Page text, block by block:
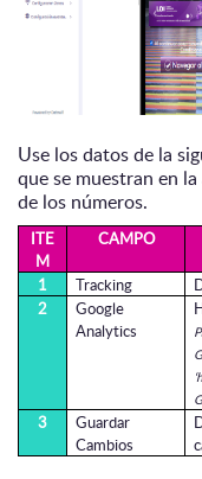
Use los datos de la
que se muestran en
de los números.
ITE
M
CAMPO
1 Tracking
2
Google
Analytics
3
Guardar
Cambios